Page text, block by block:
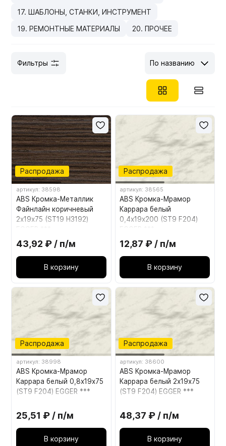
17. ШАБЛОНЫ, СТАНКИ, ИНСТРУМЕНТ
19. РЕМОНТНЫЕ МАТЕРИАЛЫ
20. ПРОЧЕЕ
По названию
Фильтры
Распродажа
артикул: 38598
ABS Кромка-Металлик
Файнлайн коричневый
2х19х75 (ST19 H3192)
43,92 ₽ / п/м
В корзину
Распродажа
артикул: 38565
ABS Кромка-Мрамор
Каррара белый
0,4х19х200 (ST9 F204)
12,87 ₽ / п/м
В корзину
Распродажа
артикул: 38998
ABS Кромка-Мрамор
Каррара белый 0,8х19х75
(ST9 F204) EGGER ***
25,51 ₽ / п/м
В корзину
Распродажа
артикул: 38600
ABS Кромка-Мрамор
Каррара белый 2х19х75
(ST9 F204) EGGER ***
48,37 ₽ / п/м
В корзину